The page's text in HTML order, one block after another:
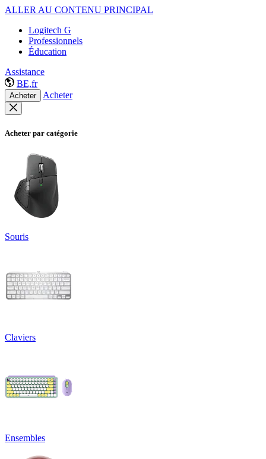
ALLER AU CONTENU PRINCIPAL
Logitech G
Professionnels
Éducation
Assistance
BE,fr
Acheter Acheter
Acheter par catégorie
Souris
Claviers
Ensembles